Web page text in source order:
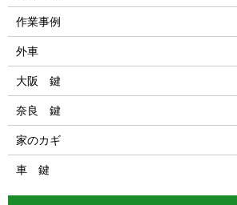
作業事例
外車
大阪 鍵
奈良 鍵
家のカギ
車 鍵